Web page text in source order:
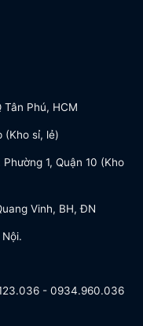
Tân Phú, HCM
(Kho sỉ, lẻ)
1, Quận 10 (Kho
Vinh, BH, ĐN
- 0934.960.036